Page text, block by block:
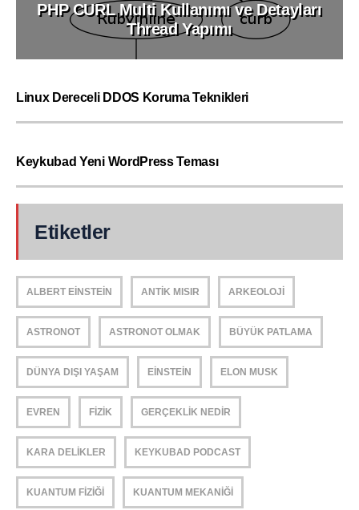
PHP CURL Multi Kullanımı ve Detayları
Thread Yapımı
Linux Dereceli DDOS Koruma Teknikleri
Keykubad Yeni WordPress Teması
Etiketler
ALBERT EINSTEIN ANTIK MISIR ARKEOLOJI
ASTRONOT ASTRONOT OLMAK BÜYÜK PATLAMA
DÜNYA DIŞI YAŞAM EINSTEIN ELON MUSK
EVREN FIZIK GERÇEKLIK NEDIR
KARA DELIKLER KEYKUBAD PODCAST
KUANTUM FIZIĞI KUANTUM MEKANIĞI